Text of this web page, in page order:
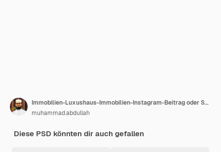
Immobilien-Luxushaus-Immobilien-Instagram-Beitrag oder Social-Media-Instagram-Banner-Vorlage
muhammad.abdullah
Diese PSD könnten dir auch gefallen